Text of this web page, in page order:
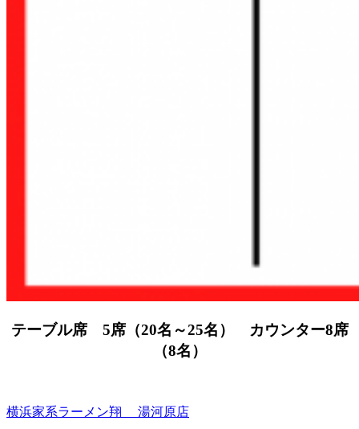
テーブル席 5席（20名～25名） カウンター8席
（8名）
横浜家系ラーメン翔 湯河原店